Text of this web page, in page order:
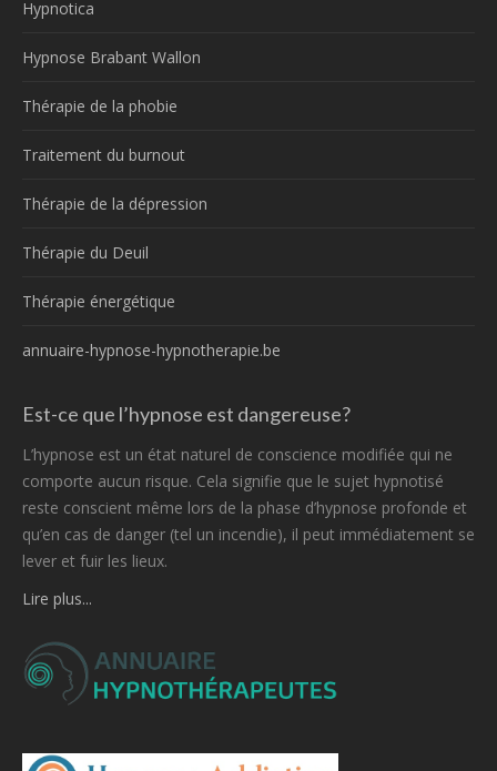
Hypnotica
Hypnose Brabant Wallon
Thérapie de la phobie
Traitement du burnout
Thérapie de la dépression
Thérapie du Deuil
Thérapie énergétique
annuaire-hypnose-hypnotherapie.be
Est-ce que l’hypnose est dangereuse?
L’hypnose est un état naturel de conscience modifiée qui ne
comporte aucun risque. Cela signifie que le sujet hypnotisé
reste conscient même lors de la phase d’hypnose profonde et
qu’en cas de danger (tel un incendie), il peut immédiatement se
lever et fuir les lieux.
Lire plus...